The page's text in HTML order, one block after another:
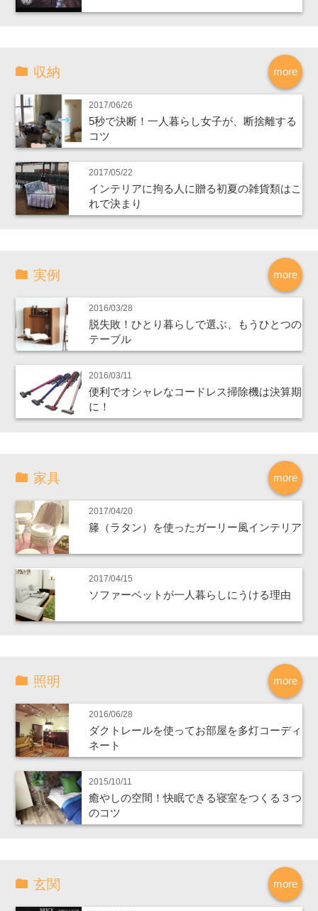
more
収納
2017/06/26
5秒で決断！一人暮らし女子が、断捨離する
コツ
2017/05/22
インテリアに拘る人に贈る初夏の雑貨類はこ
れで決まり
more
実例
2016/03/28
脱失敗！ひとり暮らしで選ぶ、もうひとつの
テーブル
2016/03/11
便利でオシャレなコードレス掃除機は決算期
に！
more
家具
2017/04/20
籐（ラタン）を使ったガーリー風インテリア
2017/04/15
ソファーベットが一人暮らしにうける理由
more
照明
2016/06/28
ダクトレールを使ってお部屋を多灯コーディ
ネート
2015/10/11
癒やしの空間！快眠できる寝室をつくる３つ
のコツ
more
玄関